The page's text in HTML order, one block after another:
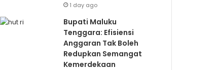
1 day ago
Bupati Maluku
Tenggara: Efisiensi
Anggaran Tak Boleh
Redupkan Semangat
Kemerdekaan